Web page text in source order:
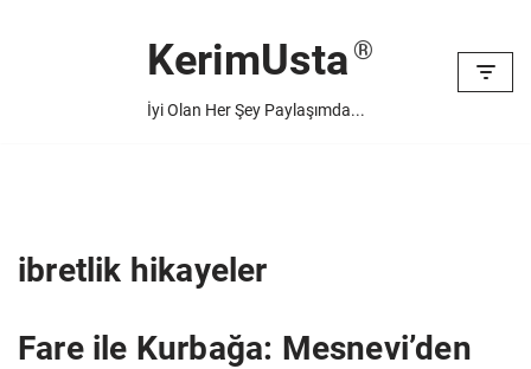
KerimUsta
İyi Olan Her Şey Paylaşımda...
ibretlik hikayeler
Fare ile Kurbağa: Mesnevi’den